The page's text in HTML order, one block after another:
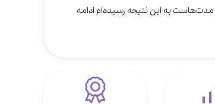
به این نتیجه رسیده‌ام ادامه